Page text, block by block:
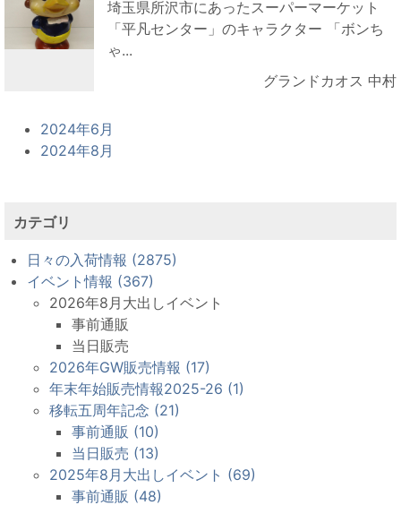
埼玉県所沢市にあったスーパーマーケット
「平凡センター」のキャラクター 「ボンち
ゃ...
グランドカオス 中村
2024年6月
2024年8月
カテゴリ
日々の入荷情報 (2875)
イベント情報 (367)
2026年8月大出しイベント
事前通販
当日販売
2026年GW販売情報 (17)
年末年始販売情報2025-26 (1)
移転五周年記念 (21)
事前通販 (10)
当日販売 (13)
2025年8月大出しイベント (69)
事前通販 (48)